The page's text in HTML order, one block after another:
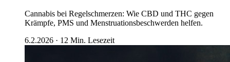
Cannabis bei Regelschmerzen: Wie CBD und THC gegen
Krämpfe, PMS und Menstruationsbeschwerden helfen.
6.2.2026 · 12 Min. Lesezeit